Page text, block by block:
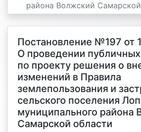
района Волжский
Постановление №197 от
О проведении
по проекту решения о
изменений в Правила
землепользования и
сельского поселения
муниципального района
Самарской области